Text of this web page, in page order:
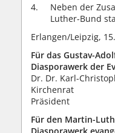
Neben der
Luther-Bund
Erlangen/Leipzig,
Für das Gustav-
Diasporawerk der
Dr. Dr. Karl-
Kirchenrat
Präsident
Für den Martin-